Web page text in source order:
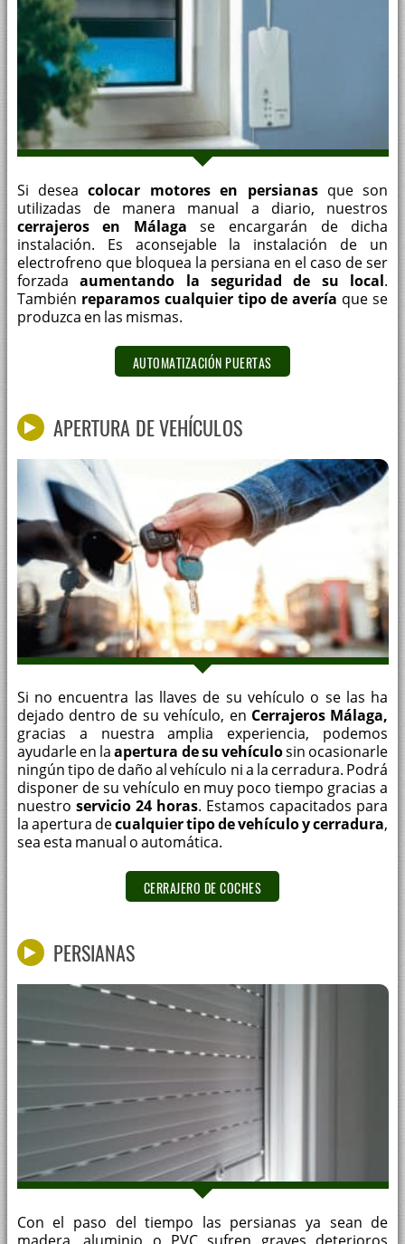
Si deseacolocar motores en persianasque son
utilizadas de manera manual a diario, nuestros
cerrajeros en Málaga se encargarán de dicha
instalación. Es aconsejable la instalación de un
electrofreno que bloquea la persiana en el caso de ser
forzadaaumentando la seguridad de su local.
También reparamos cualquier tipo de avería que se
produzca en las mismas.
AUTOMATIZACIÓN PUERTAS
APERTURA DE VEHÍCULOS
Si no encuentra las llaves de su vehículo o se las ha
dejado dentro de su vehículo, en Cerrajeros Málaga,
gracias a nuestra amplia experiencia, podemos
ayudarle en laapertura de su vehículosin ocasionarle
ningún tipo de daño al vehículo ni a la cerradura. Podrá
disponer de su vehículo en muy poco tiempo gracias a
nuestro servicio 24 horas. Estamos capacitados para
la apertura decualquier tipo de vehículo y cerradura,
sea esta manual o automática.
CERRAJERO DE COCHES
PERSIANAS
Con el paso del tiempo las persianas ya sean de